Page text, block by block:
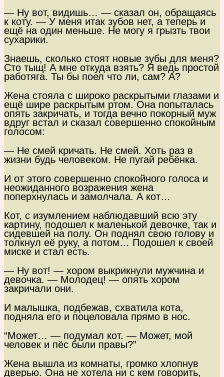
— Ну вот, видишь… — сказал он, обращаясь
к коту. — У меня итак зубов нет, а теперь и
ещё на один меньше. Не могу я грызть твои
сухарики.
Знаешь, сколько стоят новые зубы для меня?
Сто тыщ! А мне откуда взять? Я ведь простой
работяга. Ты бы поел что ли, сам? А?
Жена стояла с широко раскрытыми глазами и
ещё шире раскрытым ртом. Она попыталась
опять закричать, и тогда вечно покорный муж
вдруг встал и сказал совершенно спокойным
голосом:
— Не смей кричать. Не смей. Хоть раз в
жизни будь человеком. Не пугай ребёнка.
И от этого совершенно спокойного голоса и
неожиданного возражения жена
поперхнулась и замолчала. А кот…
Кот, с изумлением наблюдавший всю эту
картину, подошел к маленькой девочке, так и
сидевшей на полу. Он поднял свою голову и
толкнул её руку, а потом… Подошел к своей
миске и стал есть.
— Ну вот! — хором выкрикнули мужчина и
девочка. — Молодец! — опять хором
закричали они.
И малышка, подбежав, схватила кота,
подняла его и поцеловала прямо в нос.
“Может… — подумал кот. — Может, мой
человек и пёс были правы?”
Жена вышла из комнаты, громко хлопнув
дверью. Она не хотела ни с кем говорить,